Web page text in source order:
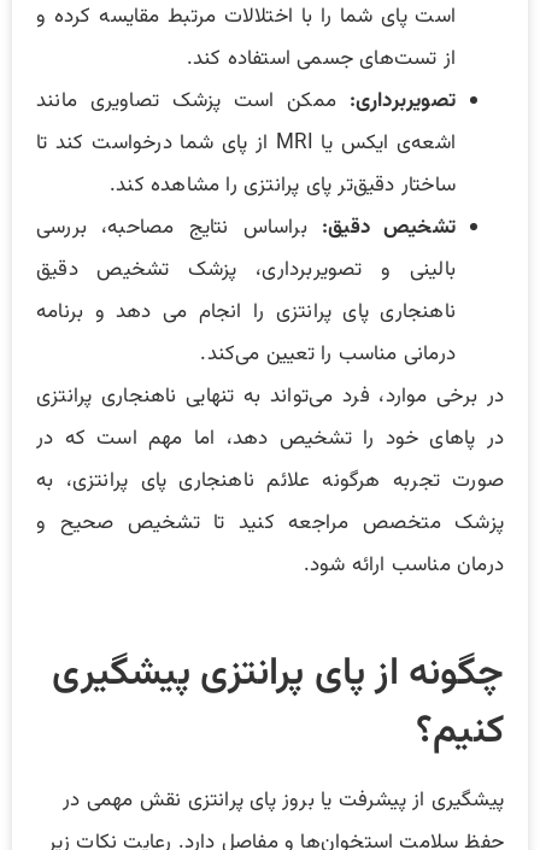
است پای شما را با اختلالات مرتبط مقایسه کرده و
از تست‌های جسمی استفاده کند.
تصویربرداری: ممکن است پزشک تصاویری مانند
اشعه‌ی ایکس یا MRI از پای شما درخواست کند تا
ساختار دقیق‌تر پای پرانتزی را مشاهده کند.
تشخیص دقیق: براساس نتایج مصاحبه، بررسی
بالینی و تصویربرداری، پزشک تشخیص دقیق
ناهنجاری پای پرانتزی را انجام می دهد و برنامه
درمانی مناسب را تعیین می‌کند.
در برخی موارد، فرد می‌تواند به تنهایی ناهنجاری پرانتزی
در پاهای خود را تشخیص دهد، اما مهم است که در
صورت تجربه هرگونه علائم ناهنجاری پای پرانتزی، به
پزشک متخصص مراجعه کنید تا تشخیص صحیح و
درمان مناسب ارائه شود.
چگونه از پای پرانتزی پیشگیری
کنیم؟
پیشگیری از پیشرفت یا بروز پای پرانتزی نقش مهمی در
حفظ سلامت استخوان‌ها و مفاصل دارد. رعایت نکات زیر